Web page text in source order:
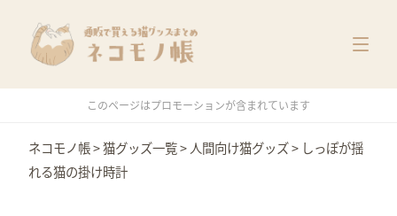
猫グッズ一覧
メーカー別
価格別
このページはプロモーションが含まれています
ネコモノ帳>猫グッズ一覧>人間向け猫グッズ> しっぽが揺
れる猫の掛け時計